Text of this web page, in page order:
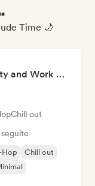
Time 🌙
Flow State — Productivity and Work Music
Chill out
Chill out